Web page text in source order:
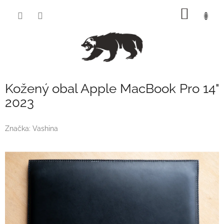
Kožený obal Apple MacBook Pro 14"
2023
Značka: Vashina